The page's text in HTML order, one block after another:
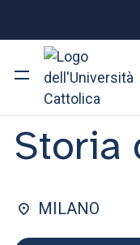
Ateneo
Ricerca
FACOLTÀ DI: LETTERE
Storia
MILANO